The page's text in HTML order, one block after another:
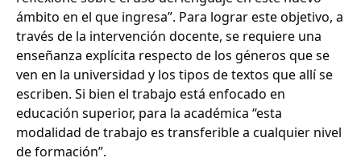
ámbito en el que ingresa”. Para lograr este objetivo, a
través de la intervención docente, se requiere una
enseñanza explícita respecto de los géneros que se
ven en la universidad y los tipos de textos que allí se
escriben. Si bien el trabajo está enfocado en
educación superior, para la académica “esta
modalidad de trabajo es transferible a cualquier nivel
de formación”.